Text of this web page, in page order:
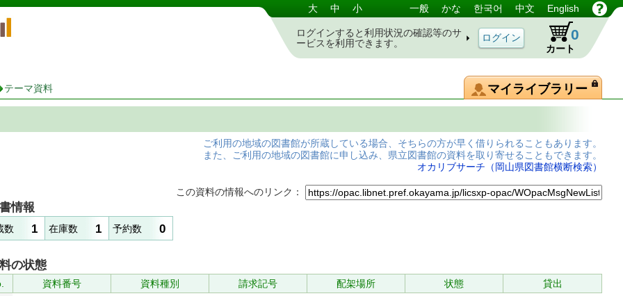
岡山県立図書館 蔵書検索・予約システム 大 中 小 一般 かな 한국어 中文 English
ログインすると利用状況の確認等のサ
ービスを利用できます。
カート
0
テーマ資料 マイライブラリー
ご利用の地域の図書館が所蔵している場合、そちらの方が早く借りられることもあります。
また、ご利用の地域の図書館に申し込み、県立図書館の資料を取り寄せることもできます。
オカリブサーチ（岡山県図書館横断検索）
この資料の情報へのリンク：
情報
数 1 在庫数 1 予約数 0
の状態
資料番号 資料種別 請求記号 配架場所 状態
貸出